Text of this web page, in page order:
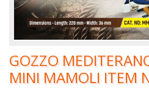
GOZZO
MINI MAMOLI ITEM